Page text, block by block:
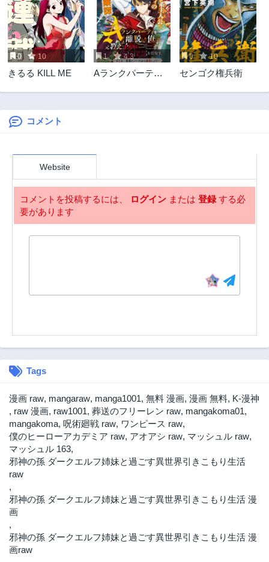
0 10
きるる KILL ME
1 4.3
Aランクパーティ
宮深部を目指す。
0 10
センゴク権兵衛
コメント
Website
コメントを投稿するには、 ログイン または 登録する必
要があります
Tags
漫画 raw, mangaraw, manga1001, 無料 漫画, 漫画 無料, K-漫神
, raw 漫画, raw1001, 葬送のフリーレン raw, mangakoma01,
mangakoma, 呪術廻戦 raw, ワンピース raw,
僕のヒーローアカデミア raw, アオアシ raw, マッシュル raw,
マッシュル 163,
邪神の孫 ダークエルフ姉妹と過ごす異世界引きこもり生活
raw
,
邪神の孫 ダークエルフ姉妹と過ごす異世界引きこもり生活 漫
画
,
邪神の孫 ダークエルフ姉妹と過ごす異世界引きこもり生活 漫
画raw